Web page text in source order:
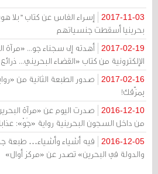
2017-11-03
بحرينيا أسقطت جنسياتهم
2017-02-19
أهدته إلى سجناء جو... «مرآة
الإلكترونية من كتاب «القضاء البحريني...
2017-02-16
صدور الطبعة الثانية من
يمزّقك!
2016-12-10
صدرت اليوم عن «مرآة
من داخل السجون البحرينية رواية «جَوْ»: عذابات 10
2016-12-05
فيه أشياء وأشياء… طبعة
والدولة في البحرين» تصدر عن «مركز أوال»